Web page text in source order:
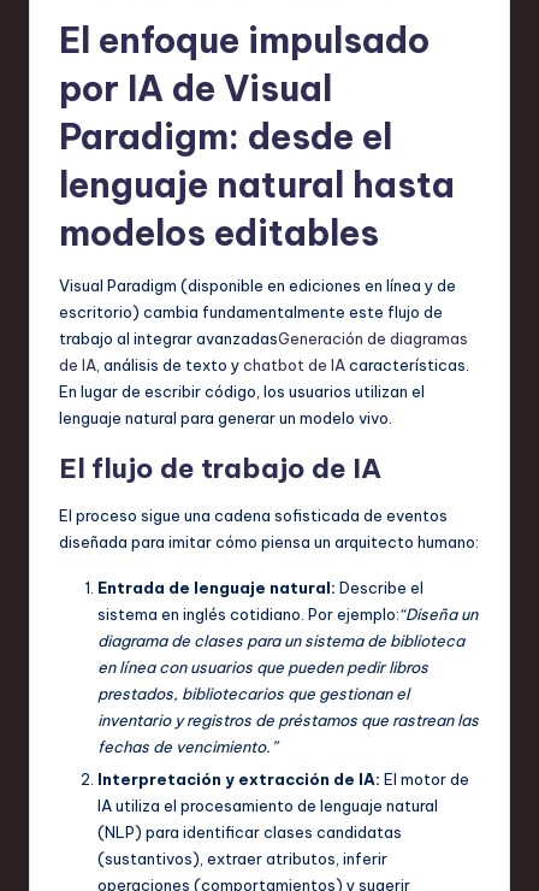
El enfoque impulsado
por IA de Visual
Paradigm: desde el
lenguaje natural hasta
modelos editables
Visual Paradigm (disponible en ediciones en línea y de
escritorio) cambia fundamentalmente este flujo de
trabajo al integrar avanzadasGeneración de diagramas
de IA , análisis de texto ychatbot de IAcaracterísticas.
En lugar de escribir código, los usuarios utilizan el
lenguaje natural para generar un modelo vivo.
El flujo de trabajo de IA
El proceso sigue una cadena sofisticada de eventos
diseñada para imitar cómo piensa un arquitecto humano:
Entrada de lenguaje natural: Describe el
sistema en inglés cotidiano. Por ejemplo:“Diseña un
diagrama de clases para un sistema de biblioteca
en línea con usuarios que pueden pedir libros
prestados, bibliotecarios que gestionan el
inventario y registros de préstamos que rastrean las
fechas de vencimiento.”
Interpretación y extracción de IA: El motor de
IA utiliza el procesamiento de lenguaje natural
(NLP) para identificar clases candidatas
(sustantivos), extraer atributos, inferir
operaciones (comportamientos) y sugerir